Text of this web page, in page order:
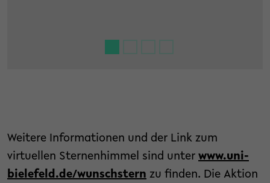
Weitere Informationen und der Link zum
virtuellen Sternenhimmel sind unter www.uni-
bielefeld.de/wunschstern zu finden. Die Aktion